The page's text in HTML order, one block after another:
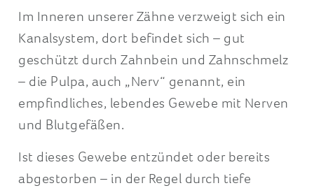
Im Inneren unserer Zähne verzweigt sich ein
Kanalsystem, dort befindet sich – gut
geschützt durch Zahnbein und Zahnschmelz
– die Pulpa, auch „Nerv“ genannt, ein
empfindliches, lebendes Gewebe mit Nerven
und Blutgefäßen.
Ist dieses Gewebe entzündet oder bereits
abgestorben – in der Regel durch tiefe